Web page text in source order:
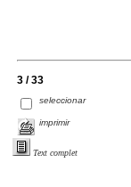
3 / 33
seleccionar
imprimir
Text complet